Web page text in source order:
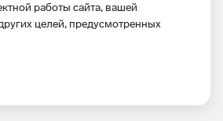
работы сайта, вашей
целей, предусмотренных